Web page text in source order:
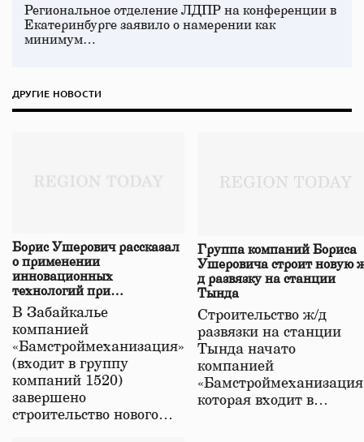
Региональное отделение ЛДПР на конференции в
Екатеринбурге заявило о намерении как
минимум…
ДРУГИЕ НОВОСТИ
Борис Ушерович рассказал
о применении
инновационных
технологий при
строительстве нового моста
в Забайкалье
В Забайкалье
компанией
«Бамстроймеханизация»
(входит в группу
компаний 1520)
завершено
строительство нового…
Группа компаний Бориса
Ушеровича строит новую
д развязку на станции
Тында
Строительство ж/д
развязки на станции
Тында начато
компанией
которая входит в…